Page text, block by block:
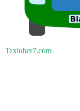
Taxiuber7.com